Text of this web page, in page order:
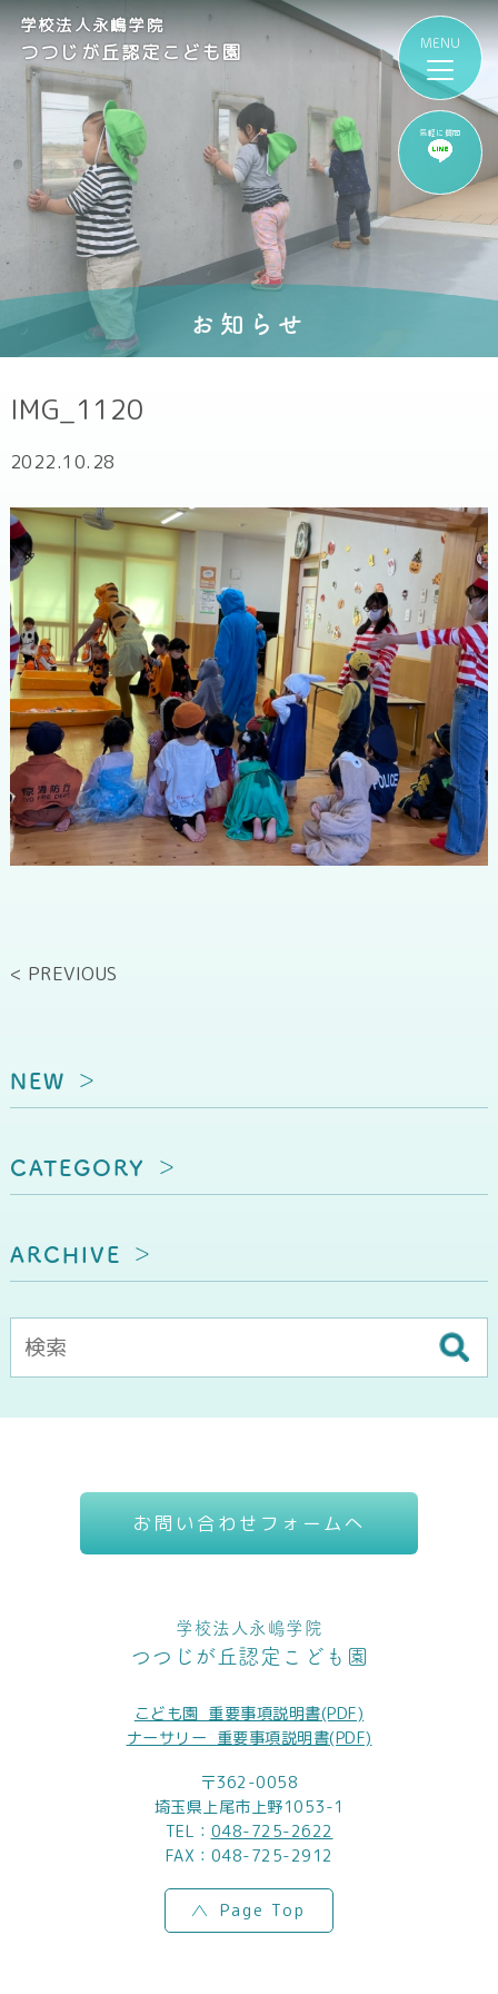
気軽に質問
学校法人永嶋学院
つつじが丘認定こども園
お知らせ
IMG_1120
2022.10.28
< PREVIOUS
NEW
CATEGORY
ARCHIVE
お問い合わせフォームへ
学校法人永嶋学院
つつじが丘認定こども園
こども園_重要事項説明書(PDF)
ナーサリー_重要事項説明書(PDF)
〒362-0058
埼玉県上尾市上野1053-1
TEL： 048-725-2622
FAX：048-725-2912
Page Top